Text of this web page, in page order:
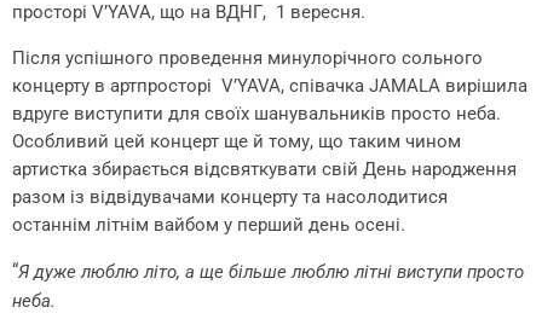
просторі V’YAVA, що на ВДНГ, 1 вересня.
Після успішного проведення минулорічного сольного
концерту в артпросторі V’YAVA, співачка JAMALA вирішила
вдруге виступити для своїх шанувальників просто неба.
Особливий цей концерт ще й тому, що таким чином
артистка збирається відсвяткувати свій День народження
разом із відвідувачами концерту та насолодитися
останнім літнім вайбом у перший день осені.
“Я дуже люблю літо, а ще більше люблю літні виступи просто
неба.